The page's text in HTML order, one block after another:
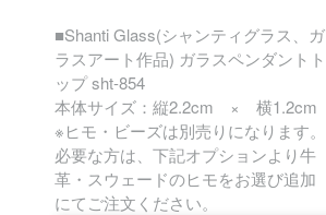
■Shanti Glass(シャンティグラス、ガ
ラスアート作品) ガラスペンダントト
ップ sht-854
本体サイズ：縦2.2cm × 横1.2cm
※ヒモ・ビーズは別売りになります。
必要な方は、下記オプションより牛
革・スウェードのヒモをお選び追加
にてご注文ください。